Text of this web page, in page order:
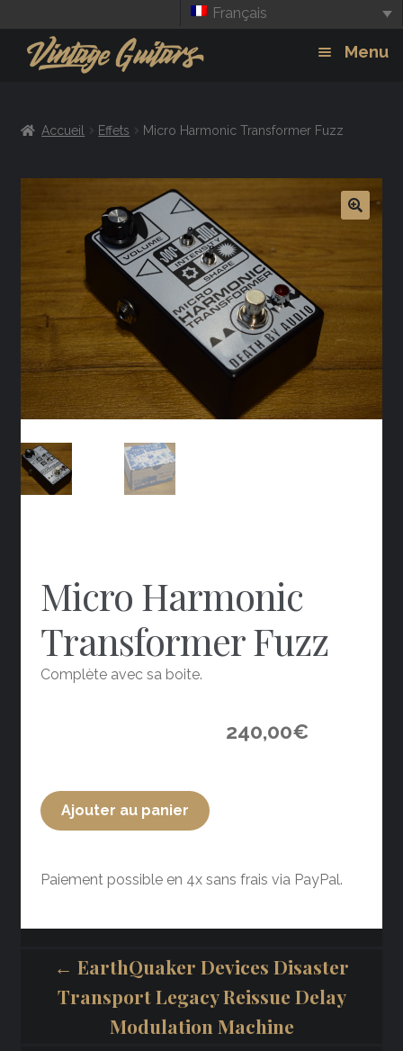
Français
Menu
Amplis
Effets
Accueil Effets Micro Harmonic Transformer Fuzz
Micro Harmonic
Transformer Fuzz
Complète avec sa boite.
240,00€
Ajouter au panier
Paiement possible en 4x sans frais via PayPal.
← EarthQuaker Devices Disaster
Transport Legacy Reissue Delay
Modulation Machine